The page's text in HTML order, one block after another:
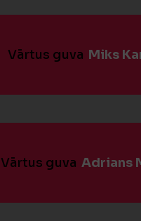
Vārtus guva Miks
Vārtus guva Adrians